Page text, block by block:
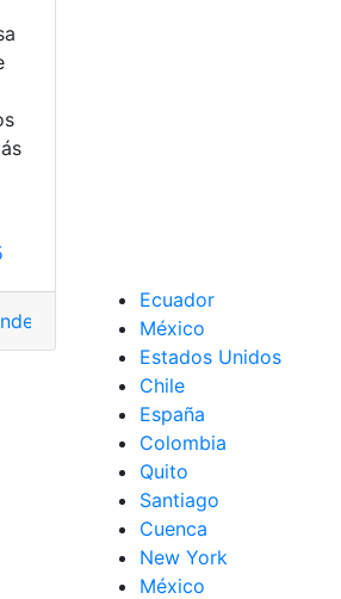
Ciudadana
González,Luisa
Ecuador
México
Estados Unidos
Chile
España
Colombia
Quito
Santiago
Cuenca
New York
México